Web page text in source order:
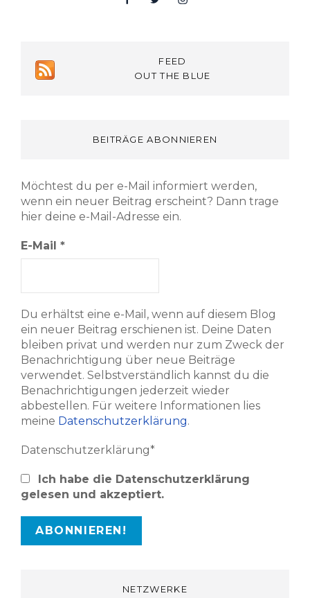
FEED
OUT THE BLUE
BEITRÄGE ABONNIEREN
Möchtest du per e-Mail informiert werden,
wenn ein neuer Beitrag erscheint? Dann trage
hier deine e-Mail-Adresse ein.
E-Mail *
Du erhältst eine e-Mail, wenn auf diesem Blog
ein neuer Beitrag erschienen ist. Deine Daten
bleiben privat und werden nur zum Zweck der
Benachrichtigung über neue Beiträge
verwendet. Selbstverständlich kannst du die
Benachrichtigungen jederzeit wieder
abbestellen. Für weitere Informationen lies
meine Datenschutzerklärung.
Datenschutzerklärung*
Ich habe die Datenschutzerklärung
gelesen und akzeptiert.
NETZWERKE